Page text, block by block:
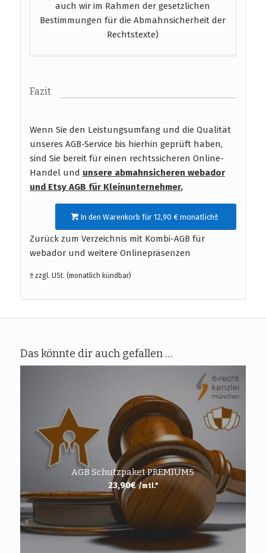
auch wir im Rahmen der gesetzlichen
Bestimmungen für die Abmahnsicherheit der
Rechtstexte)
Fazit
Wenn Sie den Leistungsumfang und die Qualität
unseres AGB-Service bis hierhin geprüft haben,
sind Sie bereit für einen rechtssicheren Online-
Handel und unsere abmahnsicheren webador
und Etsy AGB für Kleinunternehmer.
In den Warenkorb für 12,90 € monatlichª
Zurück zum Verzeichnis mit Kombi-AGB für
webador und weitere Onlinepräsenzen
ª zzgl. USt. (monatlich kündbar)
Das könnte dir auch gefallen …
AGB Schutzpaket PREMIUM5
23,90€ /mtl.*